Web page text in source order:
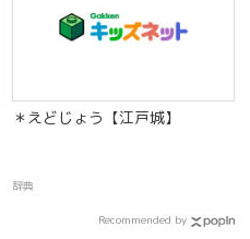
＊えどじょう【江戸城】
辞典
Recommended by